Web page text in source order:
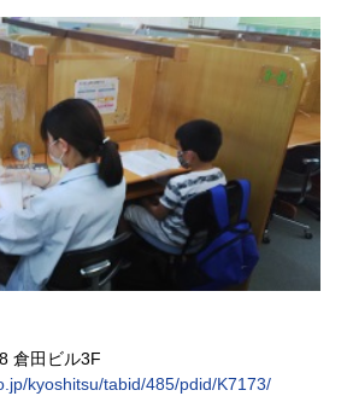
倉田ビル3F
kyoshitsu/tabid/485/pdid/K7173/